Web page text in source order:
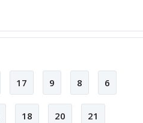
17 9 8 6
18 20 21